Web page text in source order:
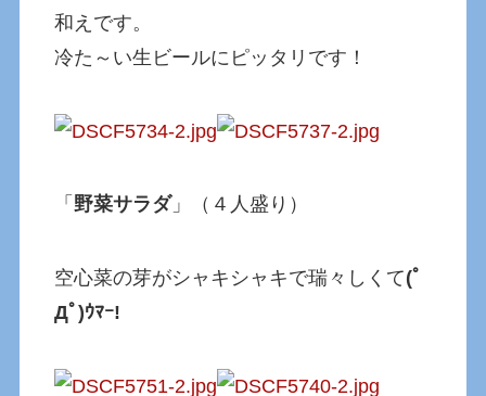
和えです。
冷た～い生ビールにピッタリです！
「野菜サラダ」（４人盛り）
空心菜の芽がシャキシャキで瑞々しくて(ﾟ
Дﾟ)ｳﾏｰ!